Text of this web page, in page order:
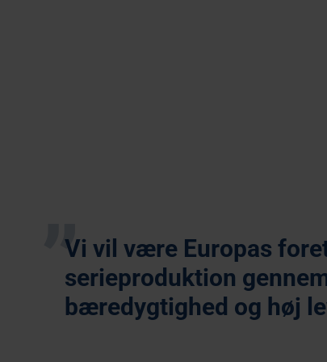
Vi vil være Europas
serieproduktion
bæredygtighed og høj